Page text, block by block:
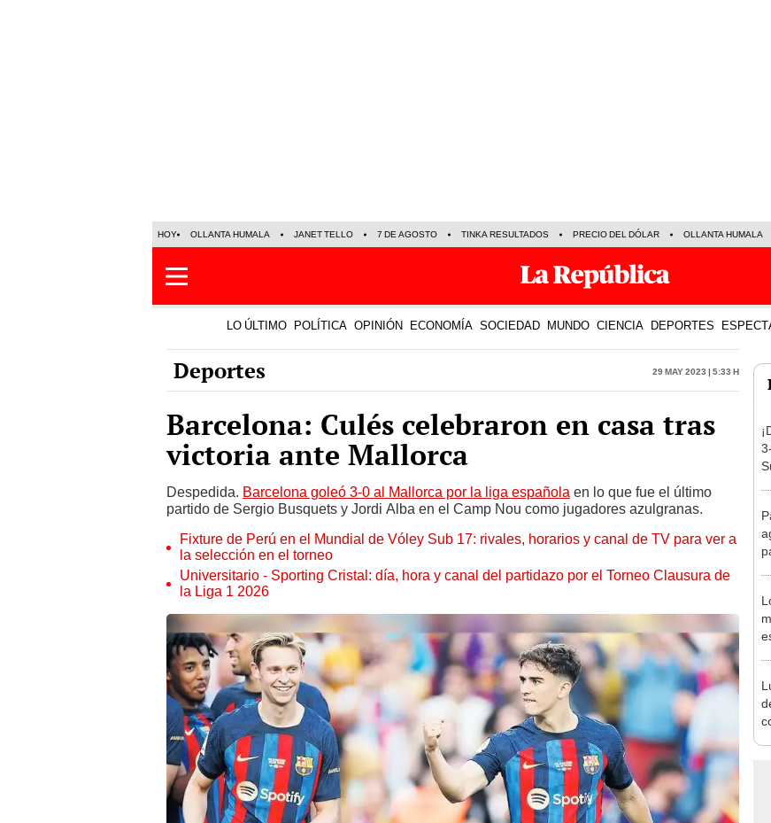
HOY OLLANTA HUMALA JANET TELLO 7 DE AGOSTO TINKA RESULTADOS PRECIO DEL DÓLAR OLLANTA HUMALA
LO ÚLTIMO POLÍTICA OPINIÓN ECONOMÍA SOCIEDAD MUNDO CIENCIA DEPORTES
Deportes 29 May 2023 | 5:33 h
Barcelona: Culés celebraron en casa tras
victoria ante Mallorca
Despedida. Barcelona goleó 3-0 al Mallorca por la liga española en lo que fue el último
partido de Sergio Busquets y Jordi Alba en el Camp Nou como jugadores azulgranas.
Fixture de Perú en el Mundial de Vóley Sub 17: rivales, horarios y canal de TV para ver a
la selección en el torneo
Universitario - Sporting Cristal: día, hora y canal del partidazo por el Torneo Clausura de
la Liga 1 2026